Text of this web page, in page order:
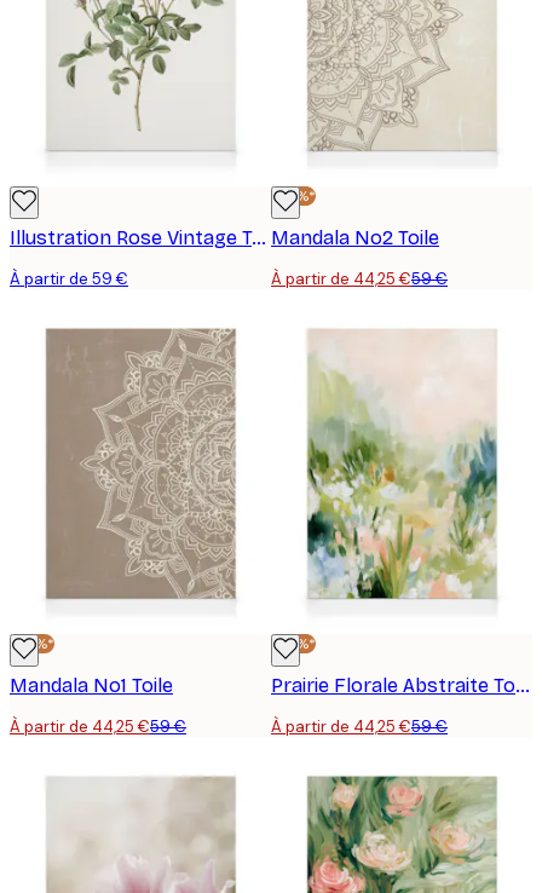
Illustration Rose Vintage Toile
À partir de 59 €
-25%*
Mandala No2 Toile
À partir de 44,25 €59 €
-25%*
Mandala No1 Toile
À partir de 44,25 €59 €
-25%*
Prairie Florale Abstraite Toile
À partir de 44,25 €59 €